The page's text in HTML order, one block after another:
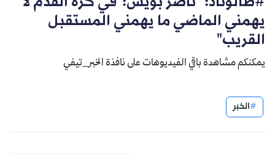
يهمني الماضي ما يهمني المستقبل
القريب"
يمكنكم مشاهدة باقي الفيديوهات على نافذة الخبر_تيفي
الخبر